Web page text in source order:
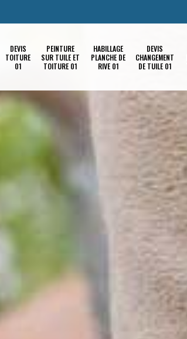
DEVIS
TOITURE
01
PEINTURE
SUR TUILE ET
TOITURE 01
HABILLAGE
PLANCHE DE
RIVE 01
DEVIS
CHANGEMENT
DE TUILE 01